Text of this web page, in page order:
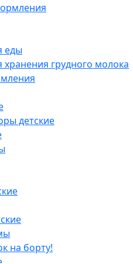
еды
грудного молока
детские
на борту!